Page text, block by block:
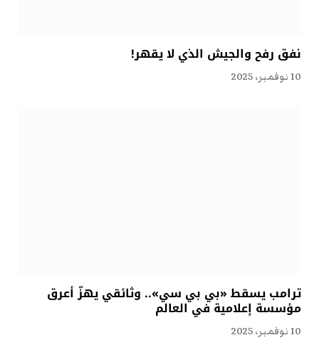
نفق رفح والجيش الذي لا يقهر!
10 نوفمبر، 2025
ترامب يسقط «بي بي سي».. وثائقي يهزّ أعرق
مؤسسة إعلامية في العالم
10 نوفمبر، 2025